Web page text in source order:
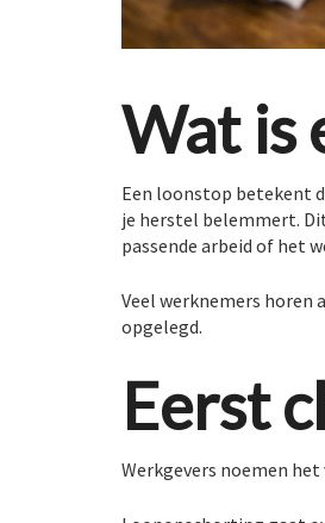
Wat is
Een loonstop betekent
je herstel belemmert.
passende arbeid of het
Veel werknemers horen
opgelegd.
Eerst
Werkgevers noemen